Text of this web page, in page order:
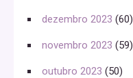
dezembro 2023 (60)
novembro 2023 (59)
outubro 2023 (50)